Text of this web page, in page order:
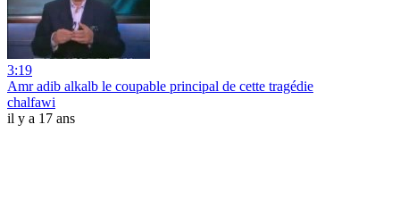
3:19
Amr adib alkalb le coupable principal de cette tragédie
chalfawi
il y a 17 ans